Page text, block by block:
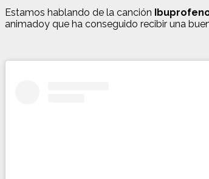
Estamos hablando de la canción
animadoy que ha conseguido recibir una